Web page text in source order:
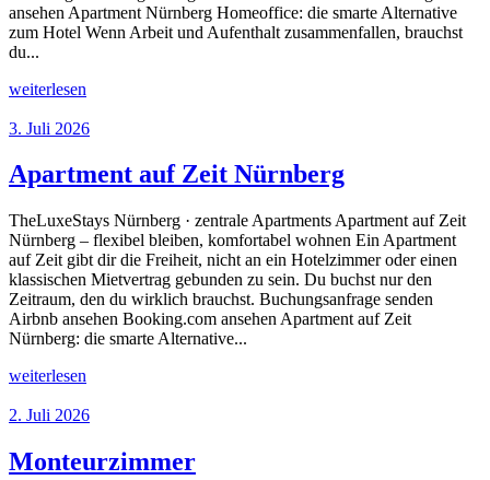
ansehen Apartment Nürnberg Homeoffice: die smarte Alternative
zum Hotel Wenn Arbeit und Aufenthalt zusammenfallen, brauchst
du...
weiterlesen
3. Juli 2026
Apartment auf Zeit Nürnberg
TheLuxeStays Nürnberg · zentrale Apartments Apartment auf Zeit
Nürnberg – flexibel bleiben, komfortabel wohnen Ein Apartment
auf Zeit gibt dir die Freiheit, nicht an ein Hotelzimmer oder einen
klassischen Mietvertrag gebunden zu sein. Du buchst nur den
Zeitraum, den du wirklich brauchst. Buchungsanfrage senden
Airbnb ansehen Booking.com ansehen Apartment auf Zeit
Nürnberg: die smarte Alternative...
weiterlesen
2. Juli 2026
Monteurzimmer